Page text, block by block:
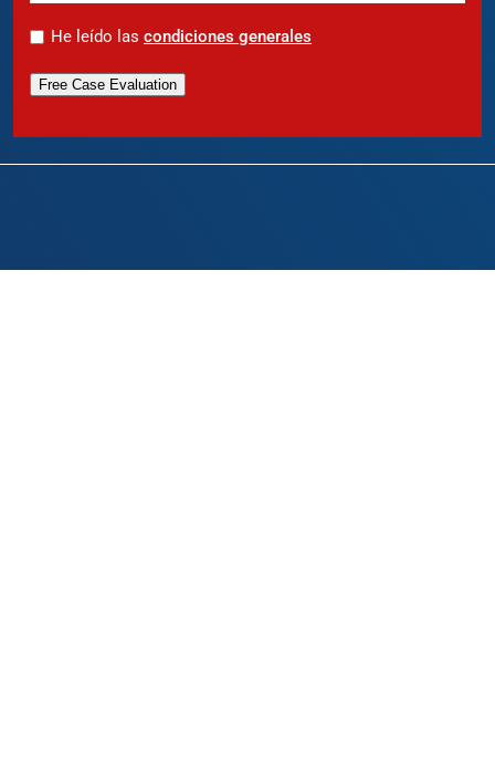
* He leído las condiciones generales
Free Case Evaluation